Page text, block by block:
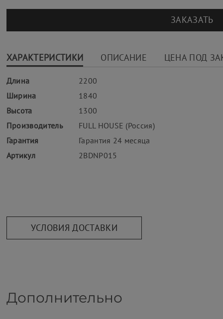
ЗАКАЗАТЬ
ХАРАКТЕРИСТИКИ ОПИСАНИЕ ЦЕНА ПОД
Длина
2200
Ширина
1840
Высота
1300
Производитель
FULL HOUSE (Россия)
Гарантия
Гарантия 24 месяца
Артикул
2BDNP015
УСЛОВИЯ ДОСТАВКИ
Дополнительно